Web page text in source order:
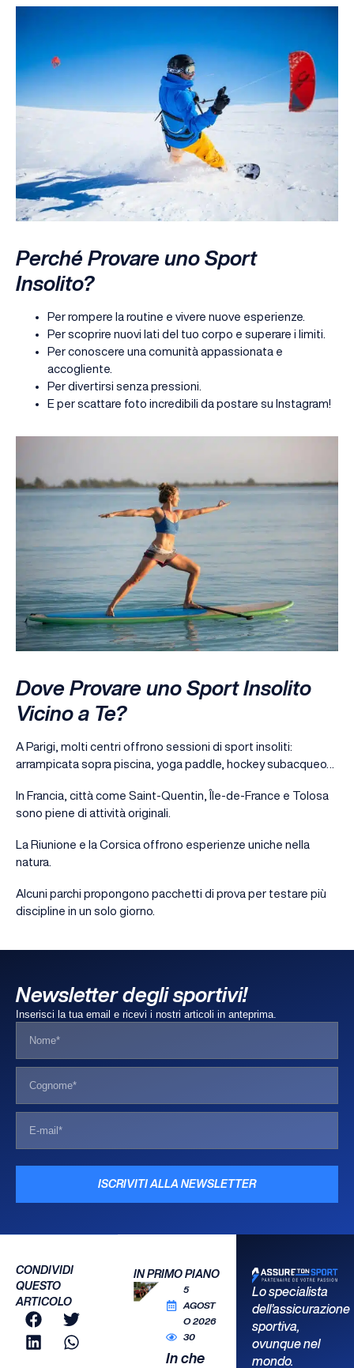
Perché Provare uno Sport
Insolito?
Per rompere la routine e vivere nuove esperienze.
Per scoprire nuovi lati del tuo corpo e superare i limiti.
Per conoscere una comunità appassionata e
accogliente.
Per divertirsi senza pressioni.
E per scattare foto incredibili da postare su Instagram!
Dove Provare uno Sport Insolito
Vicino a Te?
A Parigi, molti centri offrono sessioni di sport insoliti:
arrampicata sopra piscina, yoga paddle, hockey subacqueo…
In Francia, città come Saint-Quentin, Île-de-France e Tolosa
sono piene di attività originali.
La Riunione e la Corsica offrono esperienze uniche nella
natura.
Alcuni parchi propongono pacchetti di prova per testare più
discipline in un solo giorno.
Newsletter degli sportivi!
Inserisci la tua email e ricevi i nostri articoli in anteprima.
ISCRIVITI ALLA NEWSLETTER
CONDIVIDI
QUESTO
ARTICOLO
IN PRIMO PIANO
5
AGOST
O 2026
30
In che
Lo specialista
dell’assicurazione
sportiva,
ovunque nel
mondo.